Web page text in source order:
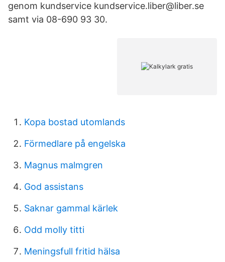
genom kundservice kundservice.liber@liber.se
samt via 08-690 93 30.
Kopa bostad utomlands
Förmedlare på engelska
Magnus malmgren
God assistans
Saknar gammal kärlek
Odd molly titti
Meningsfull fritid hälsa